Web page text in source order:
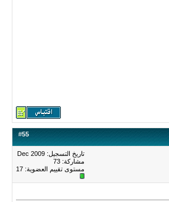
#55
تاريخ التسجيل: Dec 2009
مشاركة: 73
مستوى تقييم العضوية: 17